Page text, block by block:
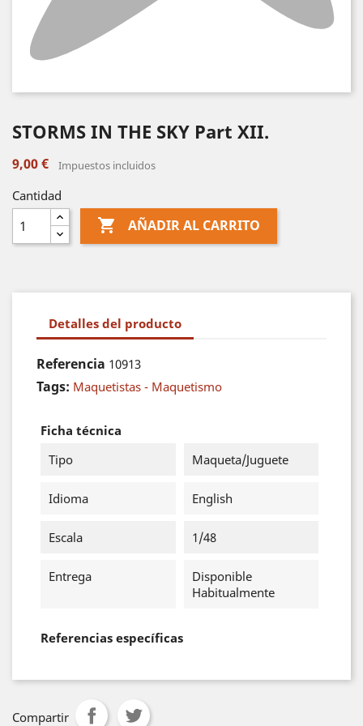
STORMS IN THE SKY Part XII.
9,00 € Impuestos incluidos
Cantidad
 AÑADIR AL CARRITO
Detalles del producto
Referencia 10913
Tags: Maquetistas - Maquetismo
Ficha técnica
Tipo
Maqueta/Juguete
Idioma English
Escala 1/48
Entrega
Disponible
Habitualmente
Referencias específicas
Compartir